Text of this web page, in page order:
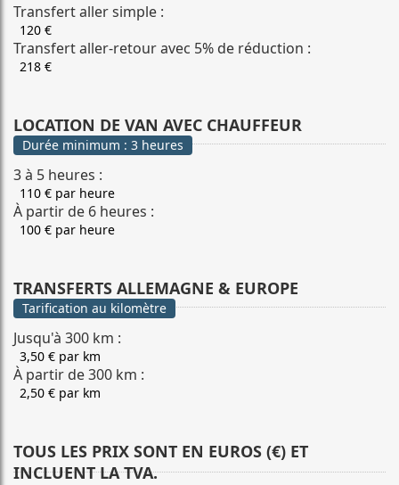
Transfert aller simple :
120 €
Transfert aller-retour avec 5% de réduction :
218 €
LOCATION DE VAN AVEC CHAUFFEUR
Durée minimum : 3 heures
3 à 5 heures :
110 € par heure
À partir de 6 heures :
100 € par heure
TRANSFERTS ALLEMAGNE & EUROPE
Tarification au kilomètre
Jusqu'à 300 km :
3,50 € par km
À partir de 300 km :
2,50 € par km
TOUS LES PRIX SONT EN EUROS (€) ET
INCLUENT LA TVA.